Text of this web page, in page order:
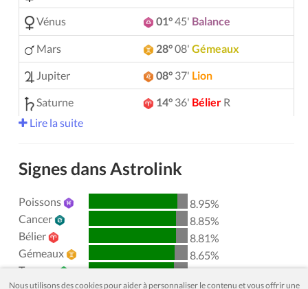
Vénus 01°45' Balance
Mars 28°08' Gémeaux
Jupiter 08° 37' Lion
Saturne 14° 36' Bélier R
Uranus
Neptune 04° 08'
Chiron 00°51'
Lilith 25°50'Sagittaire
Nœud nord 29°52'
Lire la suite
Signes dans Astrolink
Poissons
8.95%
Cancer
8.85%
Bélier
8.81%
Gémeaux
8.65%
Taureau
Nous utilisons des cookies pour aider à personnaliser le contenu et vous offrir une